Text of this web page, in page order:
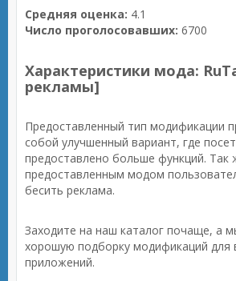
Средняя оценка: 4.1
Число проголосовавших: 6700
Характеристики мода:
рекламы]
Предоставленный тип модификации
собой улучшенный вариант, где
предоставлено больше функций. Так
предоставленным модом
бесить реклама.
Заходите на наш каталог почаще, а
хорошую подборку модификаций для
приложений.